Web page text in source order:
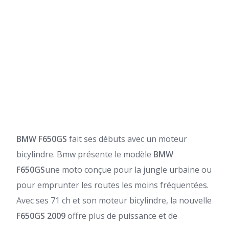
BMW F650GS fait ses débuts avec un moteur
bicylindre. Bmw présente le modèle BMW
F650GSune moto conçue pour la jungle urbaine ou
pour emprunter les routes les moins fréquentées.
Avec ses 71 ch et son moteur bicylindre, la nouvelle
F650GS 2009offre plus de puissance et de